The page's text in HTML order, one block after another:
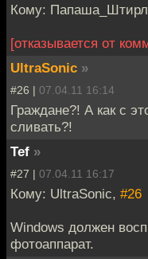
Кому:
[отказывается от
UltraSonic »
#26 | 07.04.11 16:14
Граждане?! А как с
сливать?!
Tef »
#27 | 07.04.11 16:17
Кому: UltraSonic, #26
Windows должен
фотоаппарат.